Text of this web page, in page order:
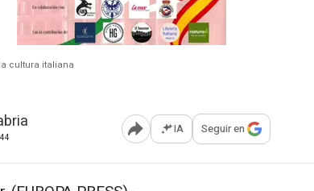
cultura italiana
Abrir opciones para compartir
IA Seguir en